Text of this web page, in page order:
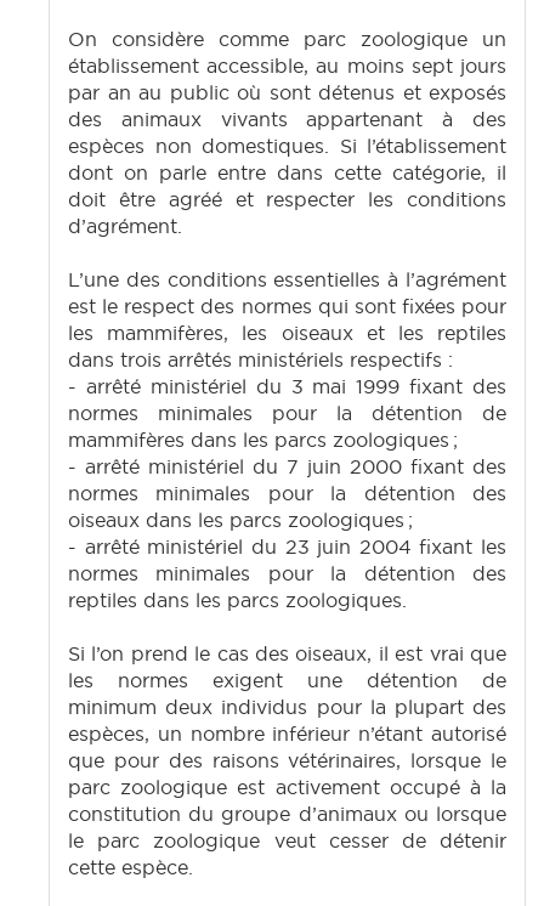
On considère comme parc zoologique un
établissement accessible, au moins sept jours
par an au public où sont détenus et exposés
des animaux vivants appartenant à des
espèces non domestiques. Si l’établissement
dont on parle entre dans cette catégorie, il
doit être agréé et respecter les conditions
d’agrément.
L’une des conditions essentielles à l’agrément
est le respect des normes qui sont fixées pour
les mammifères, les oiseaux et les reptiles
dans trois arrêtés ministériels respectifs :
- arrêté ministériel du 3 mai 1999 fixant des
normes minimales pour la détention de
mammifères dans les parcs zoologiques ;
- arrêté ministériel du 7 juin 2000 fixant des
normes minimales pour la détention des
oiseaux dans les parcs zoologiques ;
- arrêté ministériel du 23 juin 2004 fixant les
normes minimales pour la détention des
reptiles dans les parcs zoologiques.
Si l’on prend le cas des oiseaux, il est vrai que
les normes exigent une détention de
minimum deux individus pour la plupart des
espèces, un nombre inférieur n’étant autorisé
que pour des raisons vétérinaires, lorsque le
parc zoologique est activement occupé à la
constitution du groupe d’animaux ou lorsque
le parc zoologique veut cesser de détenir
cette espèce.